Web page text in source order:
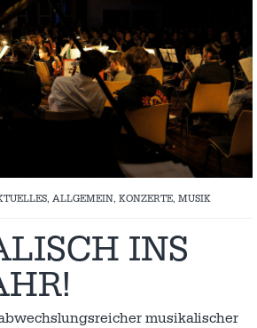
, ALLGEMEIN, KONZERTE, MUSIK
INS
musikalischer